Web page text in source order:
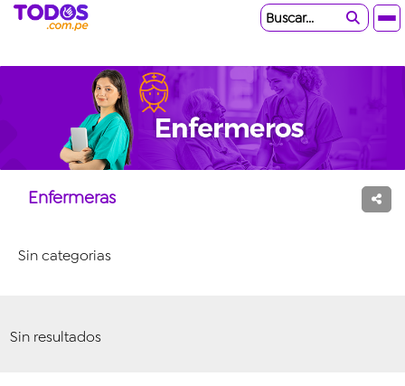
Buscar...
Enfermeras
Sin categorias
Sin resultados